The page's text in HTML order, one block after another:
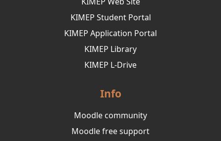
KIMEP Student Portal
KIMEP Application Portal
KIMEP Library
KIMEP L-Drive
Info
Moodle community
Moodle free support